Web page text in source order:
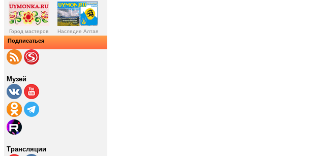
Город мастеров Наследие Алтая
Подписаться
Музей
Трансляции